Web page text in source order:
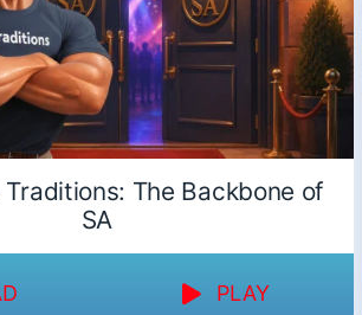
The Backbone of
SA
PLAY